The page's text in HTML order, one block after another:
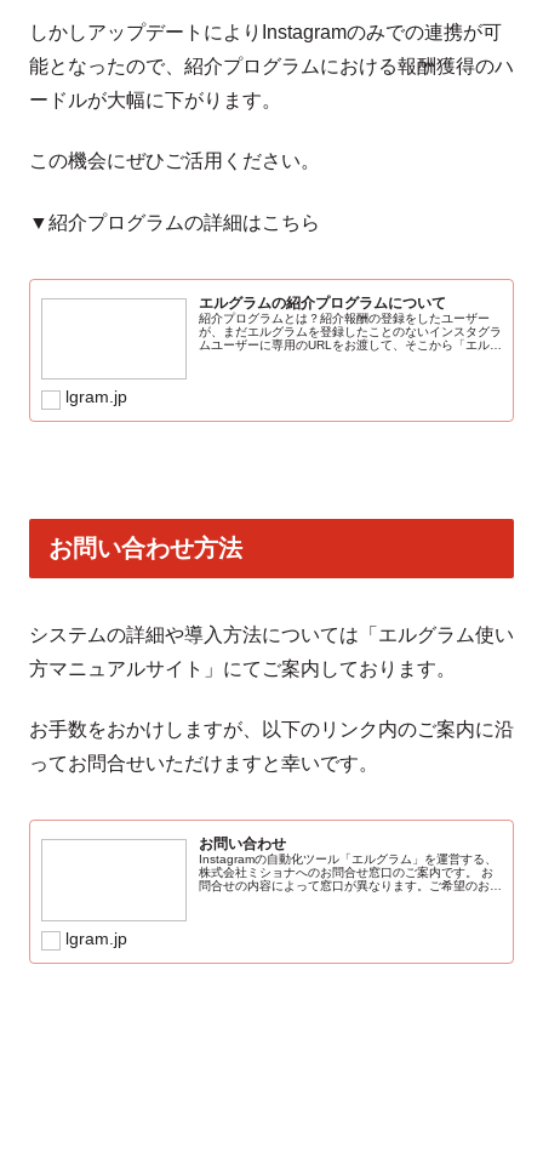
しかしアップデートによりInstagramのみでの連携が可
能となったので、紹介プログラムにおける報酬獲得のハ
ードルが大幅に下がります。
この機会にぜひご活用ください。
▼紹介プログラムの詳細はこちら
エルグラムの紹介プログラムについて
紹介プログラムとは？紹介報酬の登録をしたユーザー
が、まだエルグラムを登録したことのないインスタグラ
ムユーザーに専用のURLをお渡して、そこから「エルグ
lgram.jp
お問い合わせ方法
システムの詳細や導入方法については「エルグラム使い
方マニュアルサイト」にてご案内しております。
お手数をおかけしますが、以下のリンク内のご案内に沿
ってお問合せいただけますと幸いです。
お問い合わせ
Instagramの自動化ツール「エルグラム」を運営する、
株式会社ミショナへのお問合せ窓口のご案内です。 お
問合せの内容によって窓口が異なります。ご希望のお問
lgram.jp